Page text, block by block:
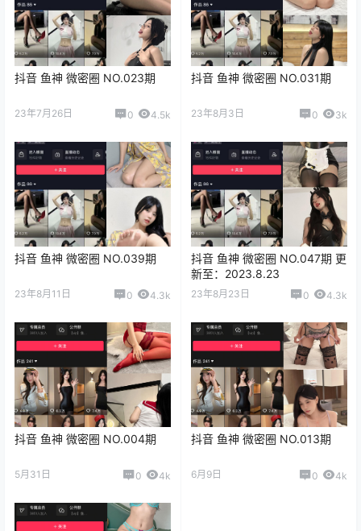
抖音 鱼神 微密圈 NO.023期
23年7月26日 0 4.5k
抖音 鱼神 微密圈 NO.031期
23年8月3日 0 3k
抖音 鱼神 微密圈 NO.039期
23年8月11日 0 4.3k
抖音 鱼神 微密圈 NO.047期 更
新至：2023.8.23
23年8月23日 0 4.3k
抖音 鱼神 微密圈 NO.004期
5月31日 0 4k
抖音 鱼神 微密圈 NO.013期
6月9日 0 4k